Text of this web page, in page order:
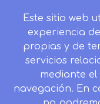
Blog
Mapa del sitio
Desistir
Este sitio web
experiencia
propias y de
servicios
mediante
navegación. En